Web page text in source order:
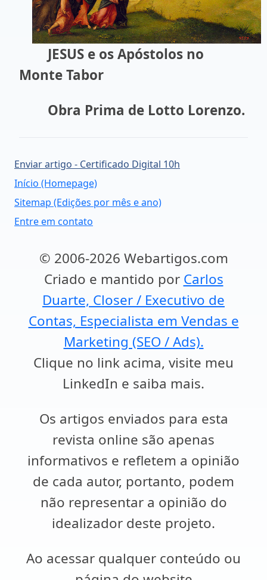
JESUS e os Apóstolos no
Monte Tabor
Obra Prima de Lotto Lorenzo.
Enviar artigo - Certificado Digital 10h
Início (Homepage)
Sitemap (Edições por mês e ano)
Entre em contato
© 2006-2026 Webartigos.com
Criado e mantido por Carlos
Duarte, Closer / Executivo de
Contas, Especialista em Vendas e
Marketing (SEO / Ads).
Clique no link acima, visite meu
LinkedIn e saiba mais.
Os artigos enviados para esta
revista online são apenas
informativos e refletem a opinião
de cada autor, portanto, podem
não representar a opinião do
idealizador deste projeto.
Ao acessar qualquer conteúdo ou